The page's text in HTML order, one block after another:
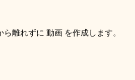
離れずに 動画 を作成します。